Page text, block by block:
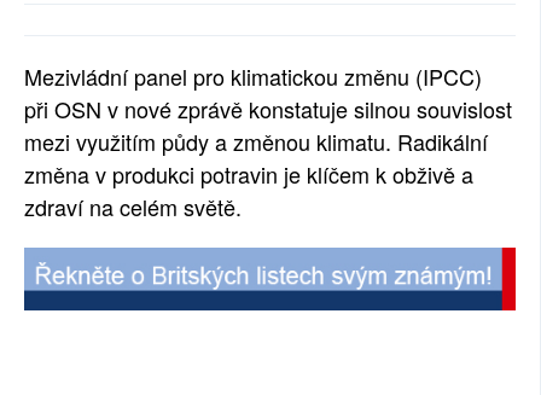
RUBRIKY
PLNÁ VERZE STRÁNEK
Mezivládní panel pro klimatickou změnu (IPCC)
při OSN v nové zprávě konstatuje silnou souvislost
mezi využitím půdy a změnou klimatu. Radikální
změna v produkci potravin je klíčem k obživě a
zdraví na celém světě.